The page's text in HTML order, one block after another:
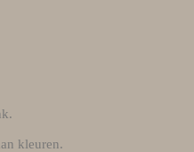
kleuren.